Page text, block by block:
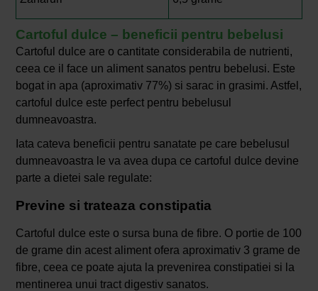
Cartoful dulce – beneficii pentru bebelusi
Cartoful dulce are o cantitate considerabila de nutrienti,
ceea ce il face un aliment sanatos pentru bebelusi. Este
bogat in apa (aproximativ 77%) si sarac in grasimi. Astfel,
cartoful dulce este perfect pentru bebelusul
dumneavoastra.
Iata cateva beneficii pentru sanatate pe care bebelusul
dumneavoastra le va avea dupa ce cartoful dulce devine
parte a dietei sale regulate:
Previne si trateaza constipatia
Cartoful dulce este o sursa buna de fibre. O portie de 100
de grame din acest aliment ofera aproximativ 3 grame de
fibre, ceea ce poate ajuta la prevenirea constipatiei si la
mentinerea unui tract digestiv sanatos.